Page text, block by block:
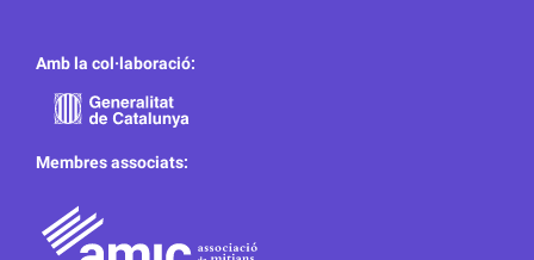
Amb la col·laboració:
Membres associats: